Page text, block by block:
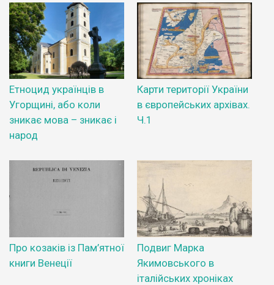
Етноцид українців в
Угорщині, або коли
зникає мова – зникає і
народ
Карти території України
в європейських архівах.
Ч.1
Про козаків із Пам’ятної
книги Венеції
Подвиг Марка
Якимовського в
італійських хроніках